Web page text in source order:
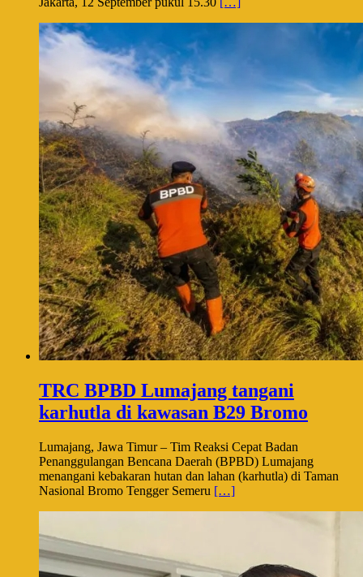
TRC BPBD Lumajang tangani
karhutla di kawasan B29 Bromo
Lumajang, Jawa Timur – Tim Reaksi Cepat Badan
Penanggulangan Bencana Daerah (BPBD) Lumajang
menangani kebakaran hutan dan lahan (karhutla) di Taman
Nasional Bromo Tengger Semeru […]